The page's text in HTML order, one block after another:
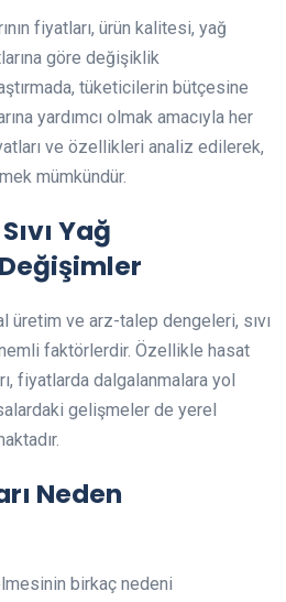
fiyatları, ürün kalitesi, yağ
göre değişiklik
tüketicilerin bütçesine
yardımcı olmak amacıyla her
ve özellikleri analiz edilerek,
mümkündür.
Yağ
üretim ve arz-talep dengeleri, sıvı
faktörlerdir. Özellikle hasat
fiyatlarda dalgalanmalara yol
gelişmeler de yerel
Neden
birkaç nedeni